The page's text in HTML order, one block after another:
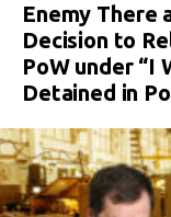
Enemy There
Decision to
PoW under “I
Detained in